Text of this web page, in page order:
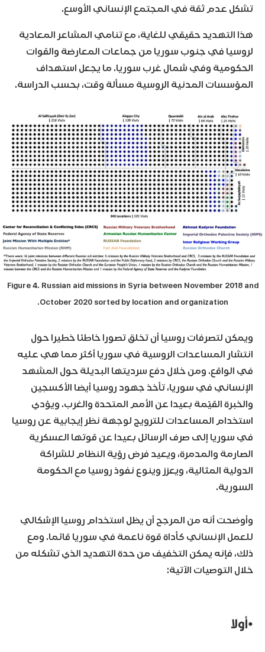
تشكل عدم ثقة في المجتمع الإنساني الأوسع.
هذا التهديد حقيقي للغاية، مع تنامي المشاعر المعادية
لروسيا في جنوب سوريا من جماعات المعارضة والقوات
الحكومية وفي شمال غرب سوريا. ما يجعل استهداف
المؤسسات المدنية الروسية مسألة وقت، بحسب الدراسة.
Figure 4. Russian aid missions in Syria between November 2018 and
October 2020 sorted by location and organization.
ويمكن لتصرفات روسيا أن تخلق تصورا خاطئا خطيرا حول
انتشار المساعدات الروسية في سوريا أكثر مما هي عليه
في الواقع. ومن خلال دفع سرديتها البديلة حول المشهد
الإنساني في سوريا، تأخذ جهود روسيا أيضا الأكسجين
والخبرة القيّمة بعيدا عن الأمم المتحدة والغرب. ويؤدي
استخدام المساعدات للترويج لوجهة نظر إيجابية عن روسيا
في سوريا إلى صرف الرسائل بعيدا عن قوتها العسكرية
الصارمة والمدمرة، ويعيد فرض رؤية النظام للشراكة
الدولية المثالية، ويعزز وينوع نفوذ روسيا مع الحكومة
السورية.
وأوضحت أنه من المرجح أن يظل استخدام روسيا الإشكالي
للعمل الإنساني كأداة قوة ناعمة في سوريا قائما. ومع
ذلك، فإنه يمكن التخفيف من حدة التهديد الذي تشكله من
خلال التوصيات الآتية:
•أولا